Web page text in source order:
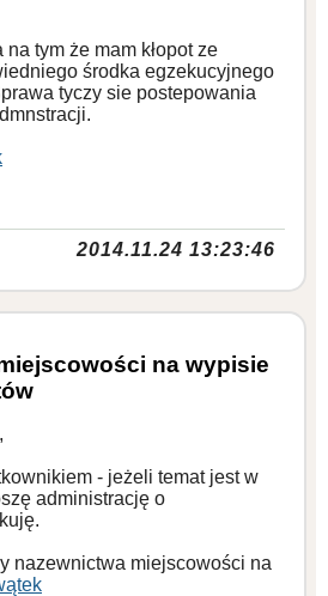
tym że mam kłopot ze
środka egzekucyjnego
tyczy sie postepowania
2014.11.24 13:23:46
na wypisie
- jeżeli temat jest w
administrację o
nazewnictwa miejscowości na